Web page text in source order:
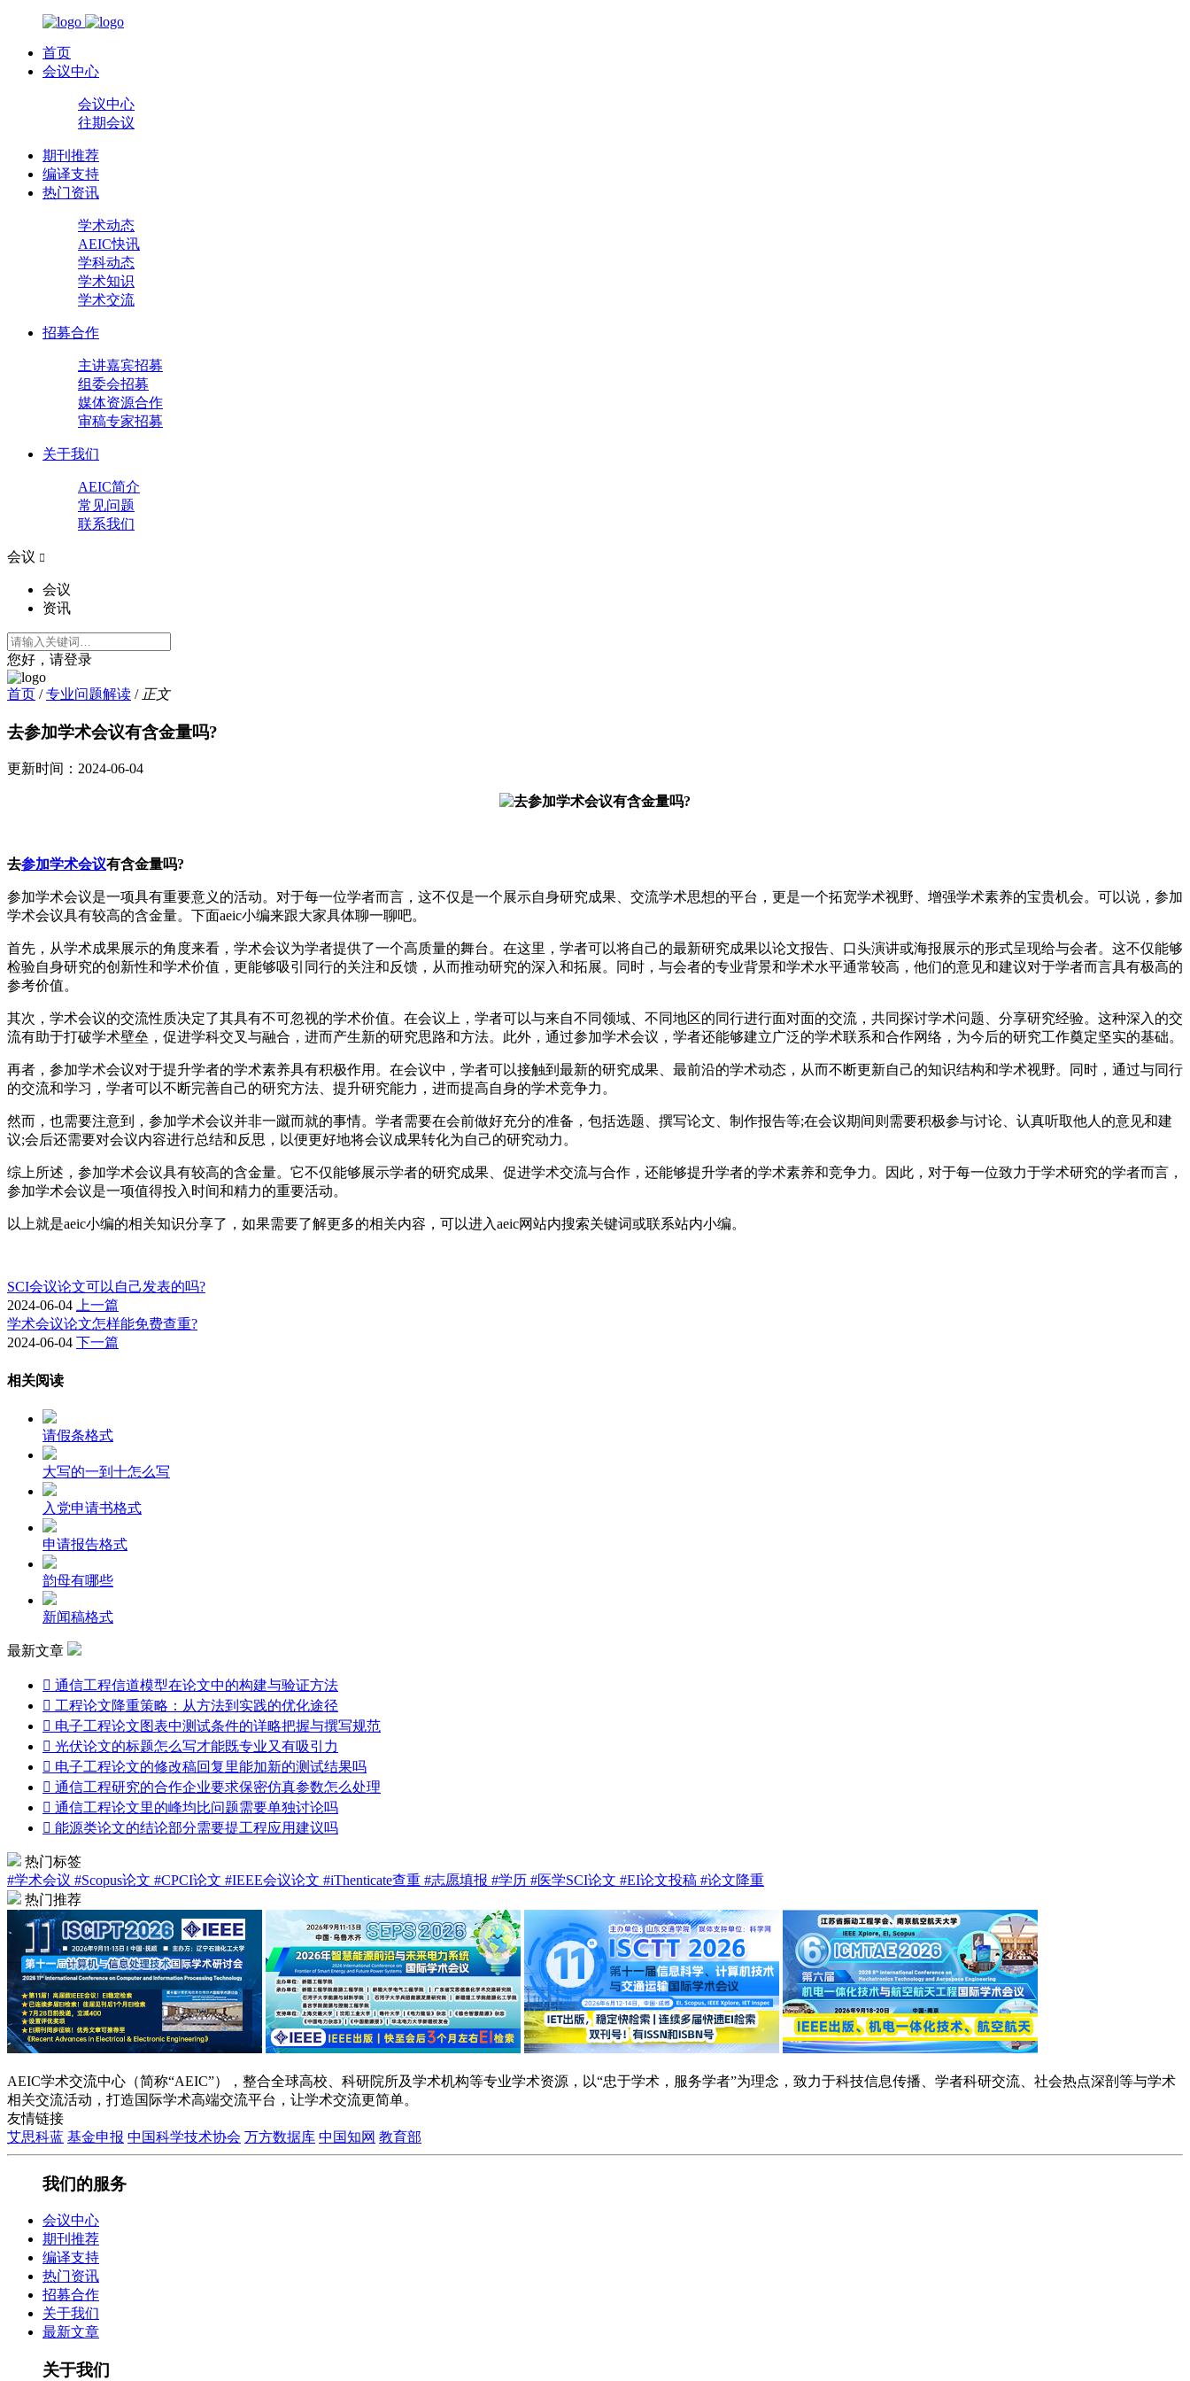
首页
会议中心
会议中心
往期会议
期刊推荐
编译支持
热门资讯
学术动态
AEIC快讯
学科动态
学术知识
学术交流
招募合作
主讲嘉宾招募
组委会招募
媒体资源合作
审稿专家招募
关于我们
AEIC简介
常见问题
联系我们
会议 
会议
资讯
您好，请登录
首页 / 专业问题解读 / 正文
去参加学术会议有含金量吗?
更新时间： 2024-06-04
去参加学术会议有含金量吗?
参加学术会议是一项具有重要意义的活动。对于每一位学者而言，这不仅是一个展示自身研究成果、交流学术思想的平台，更是一个拓宽学术视野、增强学术素养的宝贵机会。可以说，参加
学术会议具有较高的含金量。下面aeic小编来跟大家具体聊一聊吧。
首先，从学术成果展示的角度来看，学术会议为学者提供了一个高质量的舞台。在这里，学者可以将自己的最新研究成果以论文报告、口头演讲或海报展示的形式呈现给与会者。这不仅能够
检验自身研究的创新性和学术价值，更能够吸引同行的关注和反馈，从而推动研究的深入和拓展。同时，与会者的专业背景和学术水平通常较高，他们的意见和建议对于学者而言具有极高的
参考价值。
其次，学术会议的交流性质决定了其具有不可忽视的学术价值。在会议上，学者可以与来自不同领域、不同地区的同行进行面对面的交流，共同探讨学术问题、分享研究经验。这种深入的交
流有助于打破学术壁垒，促进学科交叉与融合，进而产生新的研究思路和方法。此外，通过参加学术会议，学者还能够建立广泛的学术联系和合作网络，为今后的研究工作奠定坚实的基础。
再者，参加学术会议对于提升学者的学术素养具有积极作用。在会议中，学者可以接触到最新的研究成果、最前沿的学术动态，从而不断更新自己的知识结构和学术视野。同时，通过与同行
的交流和学习，学者可以不断完善自己的研究方法、提升研究能力，进而提高自身的学术竞争力。
然而，也需要注意到，参加学术会议并非一蹴而就的事情。学者需要在会前做好充分的准备，包括选题、撰写论文、制作报告等;在会议期间则需要积极参与讨论、认真听取他人的意见和建
议;会后还需要对会议内容进行总结和反思，以便更好地将会议成果转化为自己的研究动力。
综上所述，参加学术会议具有较高的含金量。它不仅能够展示学者的研究成果、促进学术交流与合作，还能够提升学者的学术素养和竞争力。因此，对于每一位致力于学术研究的学者而言，
参加学术会议是一项值得投入时间和精力的重要活动。
以上就是aeic小编的相关知识分享了，如果需要了解更多的相关内容，可以进入aeic网站内搜索关键词或联系站内小编。
SCI会议论文可以自己发表的吗?
2024-06-04 上一篇
学术会议论文怎样能免费查重?
2024-06-04 下一篇
相关阅读
请假条格式
大写的一到十怎么写
入党申请书格式
申请报告格式
韵母有哪些
新闻稿格式
最新文章
 通信工程信道模型在论文中的构建与验证方法
 工程论文降重策略：从方法到实践的优化途径
 电子工程论文图表中测试条件的详略把握与撰写规范
 光伏论文的标题怎么写才能既专业又有吸引力
 电子工程论文的修改稿回复里能加新的测试结果吗
 通信工程研究的合作企业要求保密仿真参数怎么处理
 通信工程论文里的峰均比问题需要单独讨论吗
 能源类论文的结论部分需要提工程应用建议吗
热门标签
#学术会议 #Scopus论文 #CPCI论文 #IEEE会议论文 #iThenticate查重 #志愿填报 #学历 #医学SCI论文 #EI论文投稿 #论文降重
热门推荐
AEIC学术交流中心（简称“AEIC”），整合全球高校、科研院所及学术机构等专业学术资源，以“忠于学术，服务学者”为理念，致力于科技信息传播、学者科研交流、社会热点深剖等与学术
相关交流活动，打造国际学术高端交流平台，让学术交流更简单。
友情链接
艾思科蓝 基金申报 中国科学技术协会 万方数据库 中国知网 教育部
我们的服务
会议中心
期刊推荐
编译支持
热门资讯
招募合作
关于我们
最新文章
关于我们